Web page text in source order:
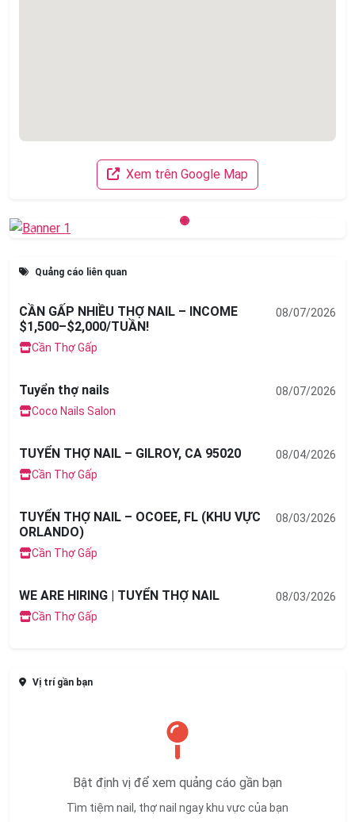
Xem trên Google Map
Previous
Quảng cáo liên quan
CẦN GẤP NHIỀU THỢ NAIL – INCOME
$1,500–$2,000/TUẦN!
Cần Thợ Gấp
08/07/2026
Tuyển thợ nails
Coco Nails Salon
08/07/2026
TUYỂN THỢ NAIL – GILROY, CA 95020
Cần Thợ Gấp
08/04/2026
TUYỂN THỢ NAIL – OCOEE, FL (KHU VỰC
ORLANDO)
Cần Thợ Gấp
08/03/2026
WE ARE HIRING | TUYỂN THỢ NAIL
Cần Thợ Gấp
08/03/2026
Vị trí gần bạn
Bật định vị để xem quảng cáo gần bạn
Tìm tiệm nail, thợ nail ngay khu vực của bạn